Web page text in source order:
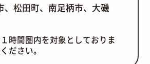
、松田町、南足柄市、大磯
時間圏内を対象としておりま
ださい。